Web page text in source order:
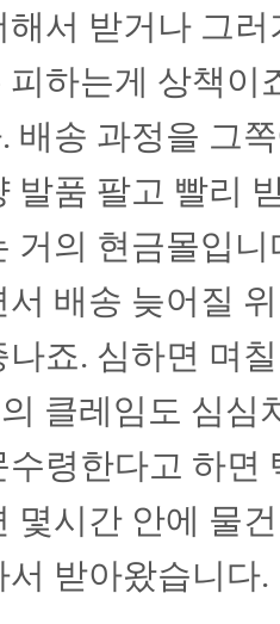
서 받거나 그
하는게 상책
배송 과정을 그
발품 팔고 빨리
거의 현금몰입
배송 늦어질
나죠. 심하면 며
클레임도 심
수령한다고 하
몇시간 안에 물
받아왔습니다.